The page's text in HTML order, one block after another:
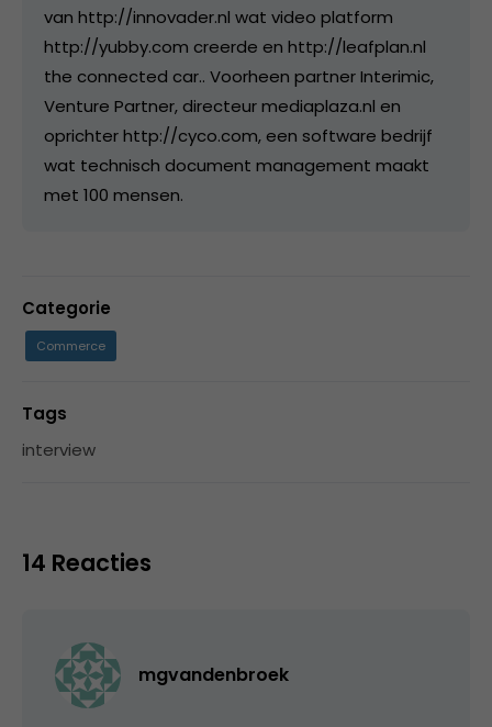
van http://innovader.nl wat video platform
http://yubby.com creerde en http://leafplan.nl
the connected car.. Voorheen partner Interimic,
Venture Partner, directeur mediaplaza.nl en
oprichter http://cyco.com, een software bedrijf
wat technisch document management maakt
met 100 mensen.
Categorie
Commerce
Tags
interview
14 Reacties
mgvandenbroek